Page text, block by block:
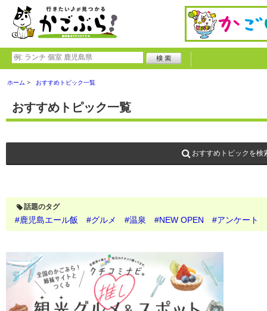
ホーム おすすめトピック一覧
おすすめトピック一覧
おすすめトピックを検
話題のタグ
#鹿児島エール飯 #グルメ #温泉 #NEW OPEN #アンケート